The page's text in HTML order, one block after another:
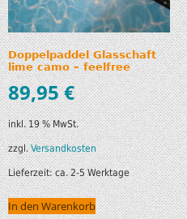
Doppelpaddel Glasschaft
lime camo – feelfree
89,95€
inkl. 19 % MwSt.
zzgl.Versandkosten
Lieferzeit:ca. 2-5 Werktage
In den Warenkorb